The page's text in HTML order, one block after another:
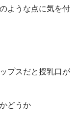
ような点に気を付
プスだと授乳口が
どうか